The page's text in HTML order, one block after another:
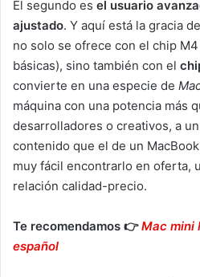
El segundo es el usuario
ajustado. Y aquí está la gracia
no solo se ofrece con el chip
básicas), sino también con el
convierte en una especie de
máquina con una potencia más
desarrolladores o creativos, a
contenido que el de un
muy fácil encontrarlo en oferta,
relación calidad-precio.
Te recomendamos 👉Mac mini
español